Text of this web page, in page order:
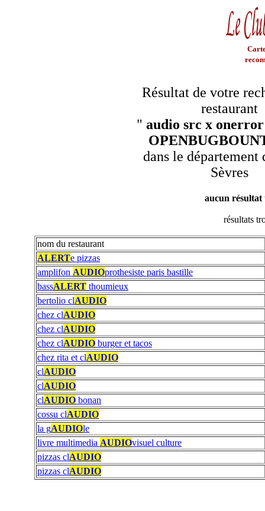
Résultat de votre
restaurant
" audio src x
dans le département
Sèvres
aucun
résultats
nom du restaurant
ALERTe pizzas
amplifon AUDIOprothesiste paris bastille
bassALERT thoumieux
bertolio clAUDIO
chez clAUDIO
chez clAUDIO
chez clAUDIO burger et tacos
chez rita et clAUDIO
clAUDIO
clAUDIO
clAUDIO bonan
cossu clAUDIO
la gAUDIOle
livre multimedia AUDIOvisuel culture
pizzas clAUDIO
pizzas clAUDIO